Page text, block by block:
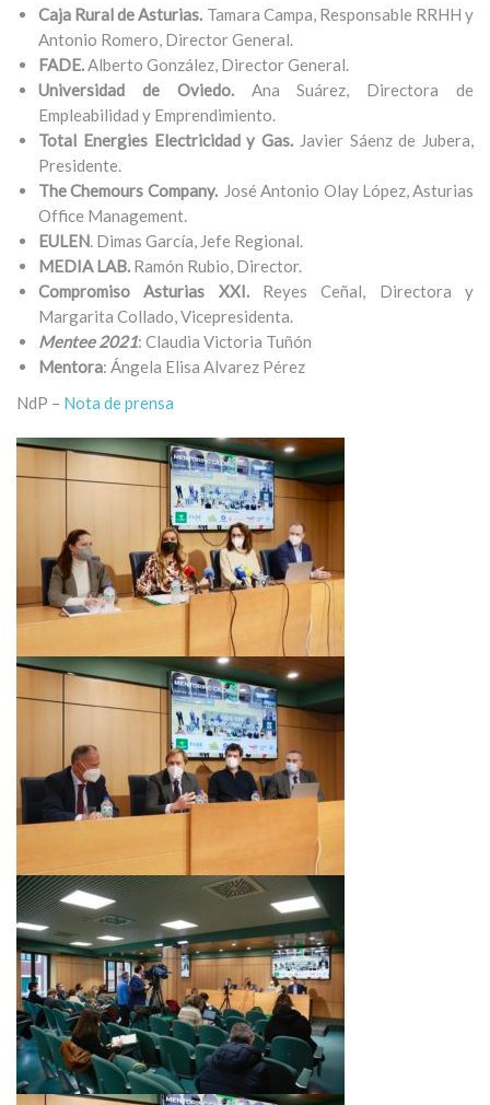
Caja Rural de Asturias. Tamara Campa, Responsable RRHH y
Antonio Romero, Director General.
FADE.Alberto González, Director General.
Universidad de Oviedo.Ana Suárez, Directora de
Empleabilidad y Emprendimiento.
Total Energies Electricidad y Gas. Javier Sáenz de Jubera,
Presidente.
The Chemours Company.José Antonio Olay López, Asturias
Office Management.
EULEN. Dimas García, Jefe Regional.
MEDIA LAB. Ramón Rubio, Director.
Compromiso Asturias XXI.
Reyes Ceñal, Directora y
Margarita Collado, Vicepresidenta.
Mentee 2021: Claudia Victoria Tuñón
Mentora: Ángela Elisa Alvarez Pérez
NdP – Nota de prensa